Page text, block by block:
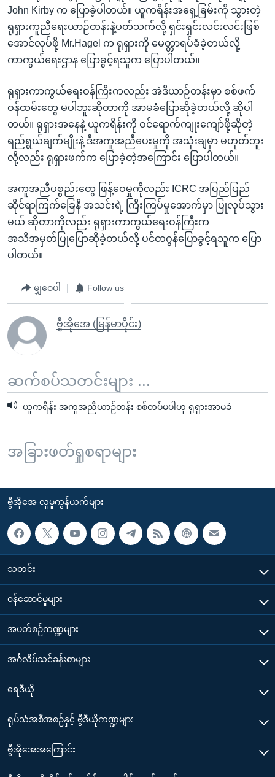
John Kirby က ပြောခဲ့ပါတယ်။ ယူကရိန်းအရှေ့ခြမ်းကို သွားတဲ့
ရုရှားကူညီရေးယာဉ်တန်းနဲ့ပတ်သက်လို့ ရှင်းရှင်းလင်းလင်းဖြစ်
အောင်လုပ်ဖို့ Mr.Hagel က ရုရှားကို မေတ္တာရပ်ခံခဲ့တယ်လို့
ကာကွယ်ရေးဌာန ပြောခွင့်ရသူက ပြောပါတယ်။
ရုရှားကာကွယ်ရေးဝန်ကြီးကလည်း အဲဒီယာဉ်တန်းမှာ စစ်ဖက်
ဝန်ထမ်းတွေ မပါဘူးဆိုတာကို အာမခံပြောဆိုခဲ့တယ်လို့ ဆိုပါ
တယ်။ ရုရှားအနေနဲ့ ယူကရိန်းကို ဝင်ရောက်ကျုးကျော်ဖို့ဆိုတဲ့
ရည်ရွယ်ချက်မျိုးနဲ့ ဒီအကူအညီပေးမှုကို အသုံးချမှာ မဟုတ်ဘူး
လို့လည်း ရုရှားဖက်က ပြောခဲ့တဲ့အကြောင်း ပြောပါတယ်။
အကူအညီပစ္စည်းတွေ ဖြန့်ဝေမှုကိုလည်း ICRC အပြည်ပြည်
ဆိုင်ရာကြက်ခြေနီ အသင်းရဲ့ ကြီးကြပ်မှုအောက်မှာ ပြုလုပ်သွား
မယ် ဆိုတာကိုလည်း ရုရှားကာကွယ်ရေးဝန်ကြီးက
အသိအမှတ်ပြုပြောဆိုခဲ့တယ်လို့ ပင်တဂွန်ပြောခွင့်ရသူက ပြော
ပါတယ်။
မျှဝေပါ Follow us
ဗွီအိုအေ (မြန်မာပိုင်း)
ဆက်စပ်သတင်းများ ...
ယူကရိန်း အကူအညီယာဉ်တန်း စစ်တပ်မပါဟု ရုရှားအာမခံ
အခြားဖတ်ရှုစရာများ
ဗွီအိုအေ လူမှုကွန်ယက်များ
သတင်း
၀န်ဆောင်မှုများ
အပတ်စဉ်ကဏ္ဍများ
အင်္ဂလိပ်သင်ခန်းစာများ
ရေဒီယို
ရုပ်သံအစီအစဉ်နှင့် ဗွီဒီယိုကဏ္ဍများ
ဗွီအိုအေအကြောင်း